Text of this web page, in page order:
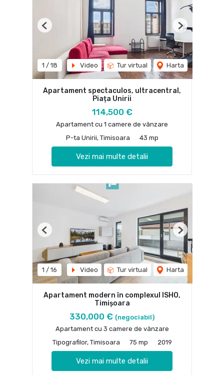
1 / 18 Video Tur virtual Harta
Previous Next
Apartament spectaculos, ultracentral,
Piața Unirii
114,500 €
Apartament cu 1 camere de vânzare
P-ta Unirii, Timisoara
43 mp
Vezi mai multe detalii
1 / 16 Video Tur virtual Harta
Previous Next
Apartament modern în complexul ISHO,
Timișoara
330,000 € (negociabil)
Apartament cu 3 camere de vânzare
Tipografilor, Timisoara
75 mp 2019
Vezi mai multe detalii